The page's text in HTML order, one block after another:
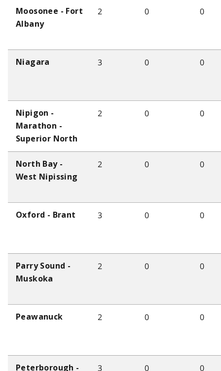
Moosonee - Fort
Albany
2 0 0
Niagara 3 0 0
Nipigon -
Marathon -
Superior North
2 0 0
North Bay -
West Nipissing
2 0 0
Oxford - Brant 3 0 0
Parry Sound -
Muskoka
2 0 0
Peawanuck 2 0 0
Peterborough -
3 0 0